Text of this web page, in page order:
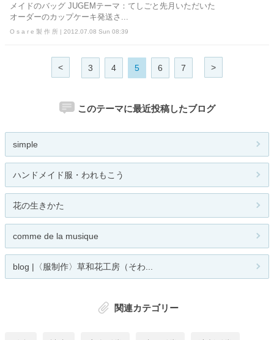
メイドのバッグ JUGEMテーマ：てしごと先月いただいた
オーダーのカップケーキ発送さ...
O s a r e 製 作 所 | 2012.07.08 Sun 08:39
< 3 4 5 6 7 >
このテーマに最近投稿したブログ
simple
ハンドメイド服・われもこう
花の生きかた
comme de la musique
blog |〈服制作〉草和花工房（そわ...
関連カテゴリー